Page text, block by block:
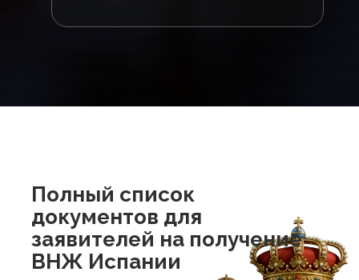
Полный список
документов для
заявителей на получение
ВНЖ Испании